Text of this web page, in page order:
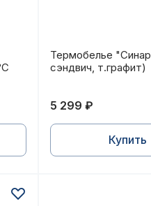
комплект, до -
Термобелье
Термобелье
сэндвич, т.графит)
5 299 ₽
Купить